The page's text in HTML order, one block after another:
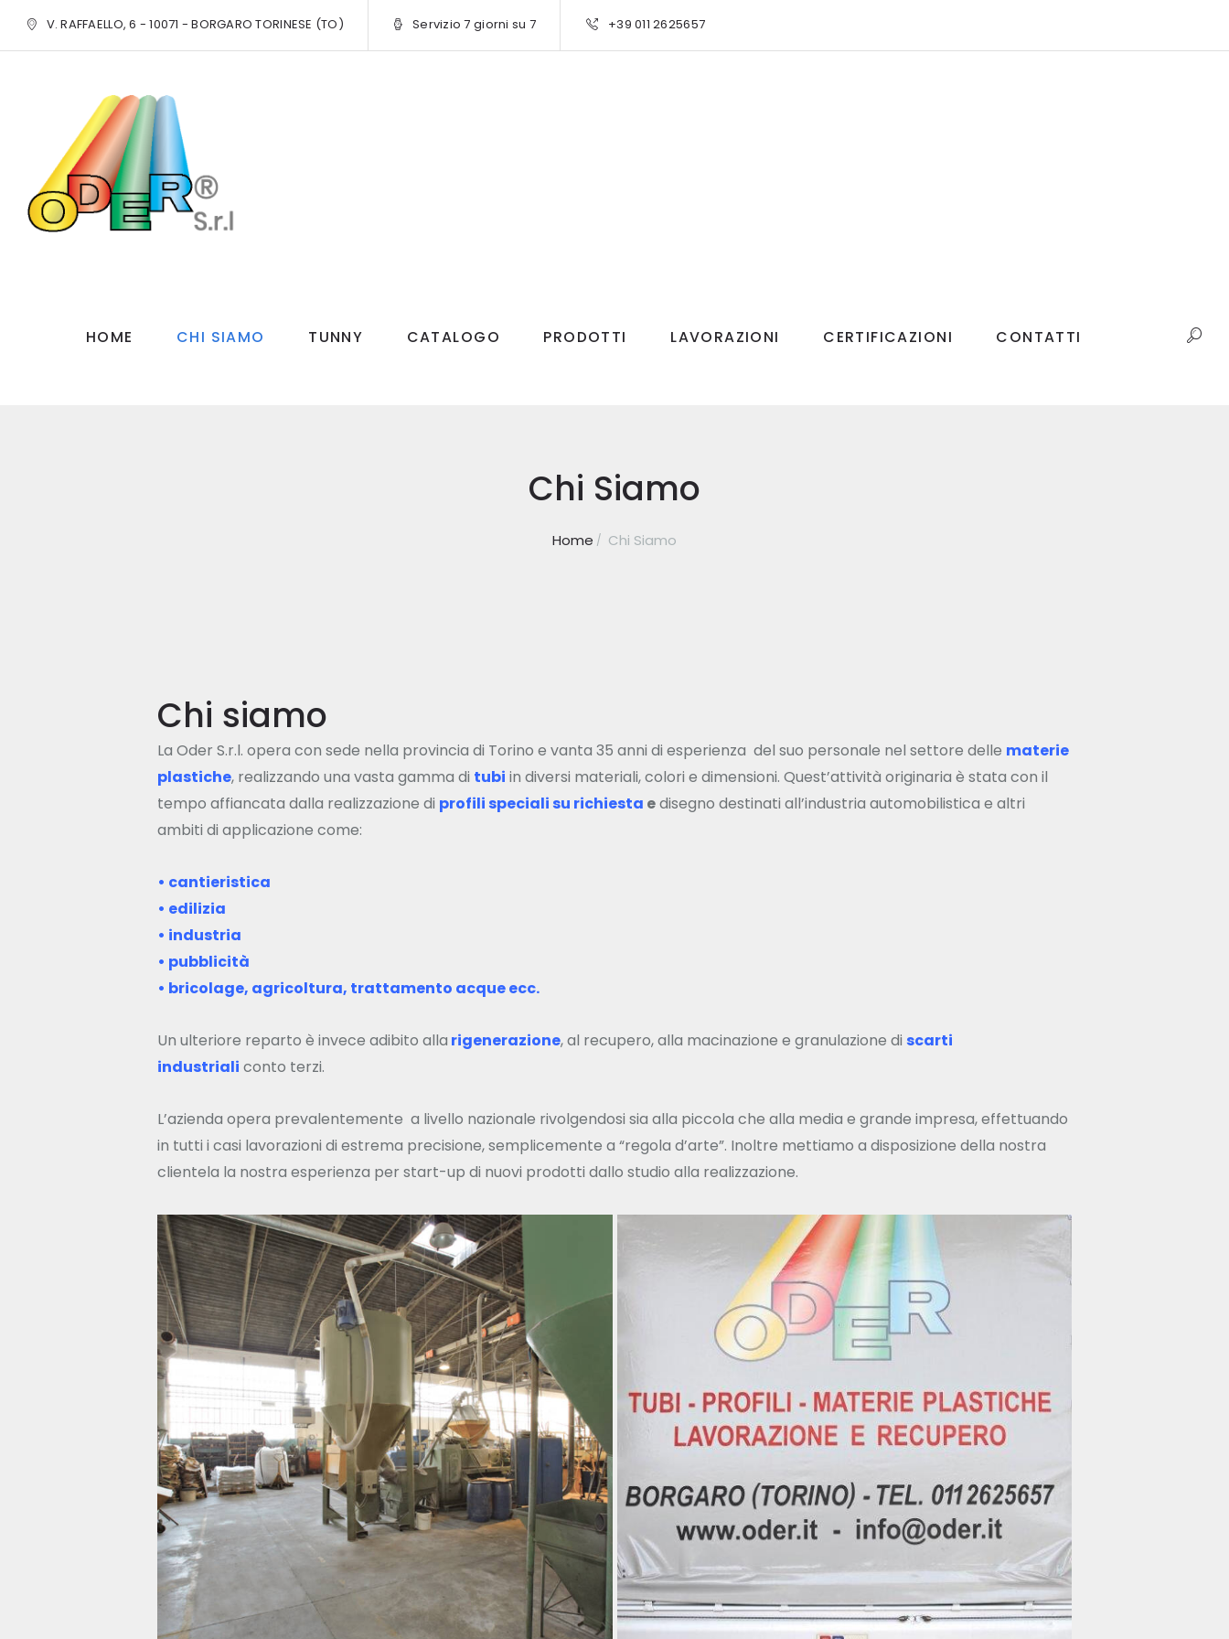
V. RAFFAELLO, 6 - 10071 - BORGARO TORINESE (TO) Servizio 7 giorni su 7 +39 011 2625657
HOME CHI SIAMO TUNNY CATALOGO PRODOTTI LAVORAZIONI CERTIFICAZIONI CONTATTI
Chi Siamo
Home Chi Siamo
Chi siamo
La Oder S.r.l. opera con sede nella provincia di Torino e vanta 35 anni di esperienza del suo personale nel settore delle materie
plastiche, realizzando una vasta gamma di tubi in diversi materiali, colori e dimensioni. Quest’attività originaria è stata con il
tempo affiancata dalla realizzazione di profili speciali su richiesta edisegno destinati all’industria automobilistica e altri
ambiti di applicazione come:
• cantieristica
• edilizia
• industria
• pubblicità
• bricolage, agricoltura, trattamento acque ecc.
Un ulteriore reparto è invece adibito alla rigenerazione, al recupero, alla macinazione e granulazione di scarti
industriali conto terzi.
L’azienda opera prevalentemente a livello nazionale rivolgendosi sia alla piccola che alla media e grande impresa, effettuando
in tutti i casi lavorazioni di estrema precisione, semplicemente a “regola d’arte”. Inoltre mettiamo a disposizione della nostra
clientela la nostra esperienza per start-up di nuovi prodotti dallo studio alla realizzazione.